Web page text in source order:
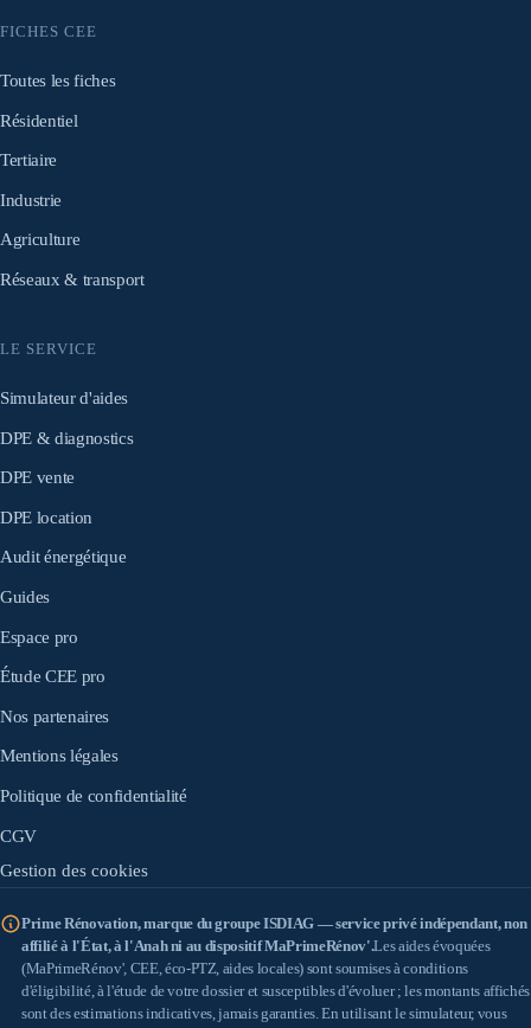
FICHES CEE
Toutes les fiches
Résidentiel
Tertiaire
Industrie
Agriculture
Réseaux & transport
LE SERVICE
Simulateur d'aides
DPE & diagnostics
DPE vente
DPE location
Audit énergétique
Guides
Espace pro
Étude CEE pro
Nos partenaires
Mentions légales
Politique de confidentialité
CGV
Gestion des cookies
Prime Rénovation, marque du groupe ISDIAG — service privé indépendant, non
affilié à l'État, à l'Anah ni au dispositif MaPrimeRénov'.Les aides évoquées
(MaPrimeRénov', CEE, éco-PTZ, aides locales) sont soumises à conditions
d'éligibilité, à l'étude de votre dossier et susceptibles d'évoluer ; les montants affichés
sont des estimations indicatives, jamais garanties. En utilisant le simulateur, vous